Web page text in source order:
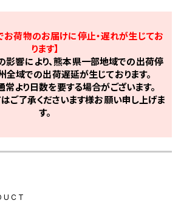
お荷物のお届けに停止・遅れが生じてお
ります】
響により、熊本県一部地域での出荷停
全域での出荷遅延が生じております。
より日数を要する場合がございます。
ご了承くださいます様お願い申し上げま
す。